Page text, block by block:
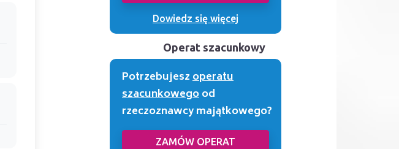
Dowiedz się więcej
Operat szacunkowy
Potrzebujeszoperatu
szacunkowegood
rzeczoznawcy majątkowego?
ZAMÓW OPERAT